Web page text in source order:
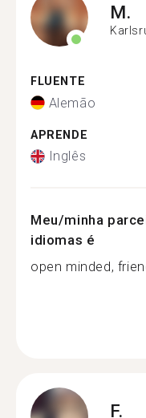
M.
FLUENTE
Alemão
APRENDE
Inglês
Meu/minha
idiomas é
open minded,
F.